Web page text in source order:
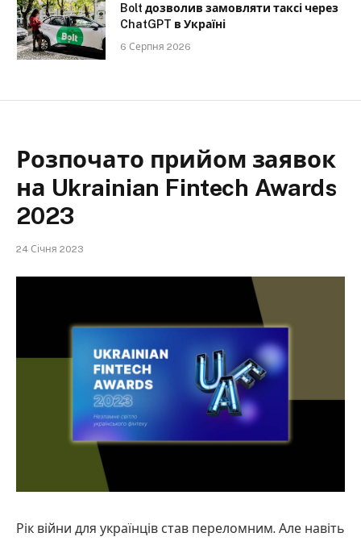
Bolt дозволив замовляти таксі через
ChatGPT в Україні
6 Серпня 2026
Розпочато прийом заявок
на Ukrainian Fintech Awards
2023
24 Січня 2023
Рік війни для українців став переломним. Але навіть